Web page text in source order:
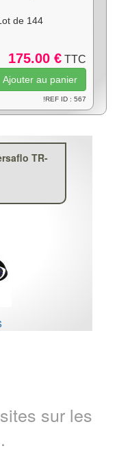
de 144
175.00 € TTC
!REF ID : 567
TR-
sur les